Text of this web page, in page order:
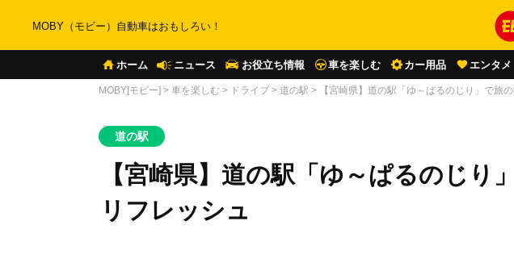
MOBY（モビー）自動車はおもしろい！
ホーム ニュース お役立ち情報 車を楽しむ カー用品 エンタメ
MOBY[モビー] > 車を楽しむ > ドライブ > 道の駅 > 【宮崎県】道の駅「ゆ～ぱるのじり」で旅
道の駅
【宮崎県】道の駅「ゆ～ぱるのじり
リフレッシュ